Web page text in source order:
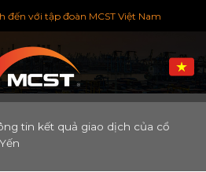
đến với tập đoàn MCST Việt Nam
tin kết quả giao dịch của cổ